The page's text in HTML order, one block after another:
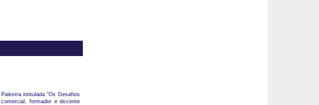
intitulada “Os Desafios
formador e docente